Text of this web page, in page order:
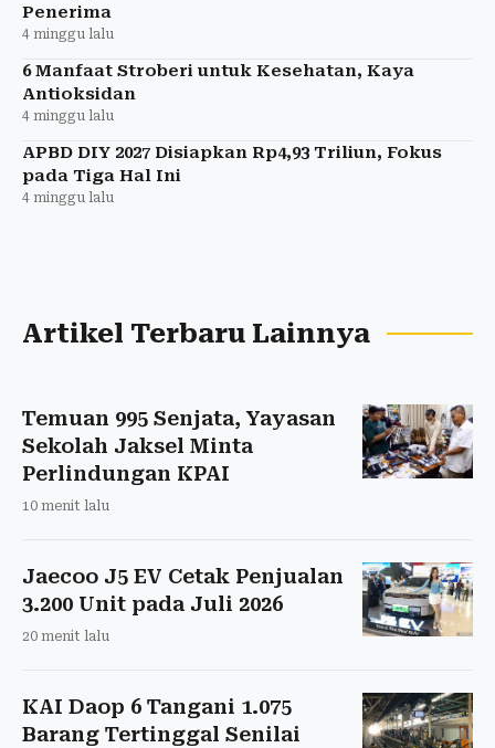
Penerima
4 minggu lalu
6 Manfaat Stroberi untuk Kesehatan, Kaya
Antioksidan
4 minggu lalu
APBD DIY 2027 Disiapkan Rp4,93 Triliun, Fokus
pada Tiga Hal Ini
4 minggu lalu
Artikel Terbaru Lainnya
Temuan 995 Senjata, Yayasan
Sekolah Jaksel Minta
Perlindungan KPAI
10 menit lalu
Jaecoo J5 EV Cetak Penjualan
3.200 Unit pada Juli 2026
20 menit lalu
KAI Daop 6 Tangani 1.075
Barang Tertinggal Senilai